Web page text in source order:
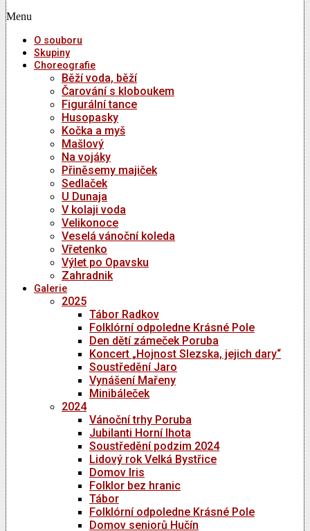
Menu
O souboru
Skupiny
Choreografie
Běží voda, běží
Čarování s kloboukem
Figurální tance
Husopasky
Kočka a myš
Mašlový
Na vojáky
Přiněsemy majiček
Sedlaček
U Dunaja
V kolaji voda
Velikonoce
Veselá vánoční koleda
Vřetenko
Výlet po Opavsku
Zahradnik
Galerie
2025
Tábor Radkov
Folklórní odpoledne Krásné Pole
Den dětí zámeček Poruba
Koncert „Hojnost Slezska, jejich dary“
Soustředění Jaro
Vynášení Mařeny
Minibáleček
2024
Vánoční trhy Poruba
Jubilanti Horní lhota
Soustředění podzim 2024
Lidový rok Velká Bystřice
Domov Iris
Folklor bez hranic
Tábor
Folklórní odpoledne Krásné Pole
Domov seniorů Hučín